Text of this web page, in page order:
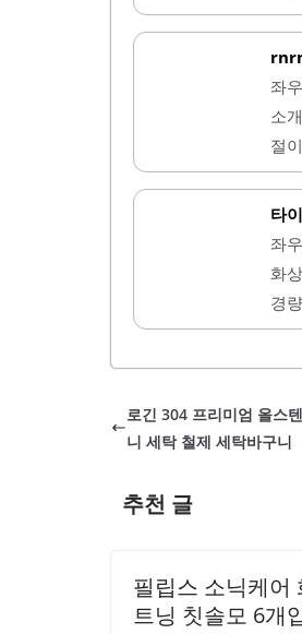
어
게
할
지
서
이
좌
소
절
제
단
벼
공
주
타
좌
화
경
다.
사
안
로긴 304 프리미엄 올스
니 세탁 철제 세탁바구니
추천 글
필립스 소닉케어
트닝 칫솔모 6개